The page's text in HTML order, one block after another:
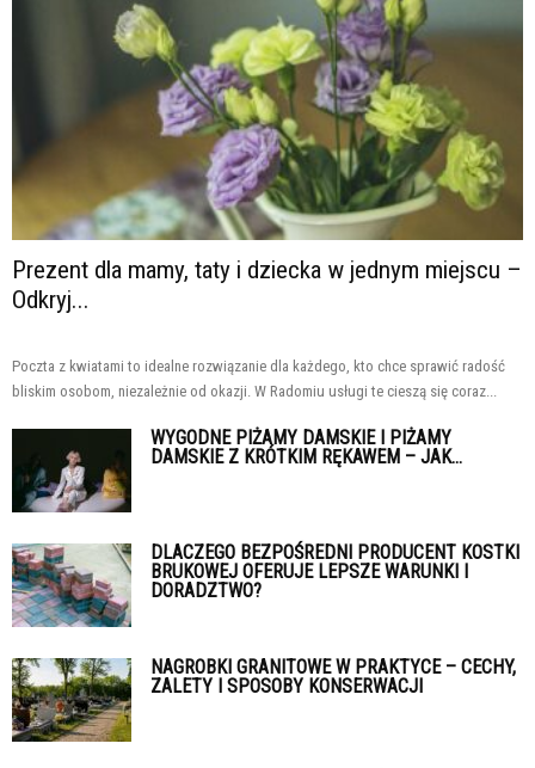
Prezent dla mamy, taty i dziecka w jednym miejscu –
Odkryj...
Poczta z kwiatami to idealne rozwiązanie dla każdego, kto chce sprawić radość
bliskim osobom, niezależnie od okazji. W Radomiu usługi te cieszą się coraz...
WYGODNE PIŻAMY DAMSKIE I PIŻAMY
DAMSKIE Z KRÓTKIM RĘKAWEM – JAK...
DLACZEGO BEZPOŚREDNI PRODUCENT KOSTKI
BRUKOWEJ OFERUJE LEPSZE WARUNKI I
DORADZTWO?
NAGROBKI GRANITOWE W PRAKTYCE – CECHY,
ZALETY I SPOSOBY KONSERWACJI